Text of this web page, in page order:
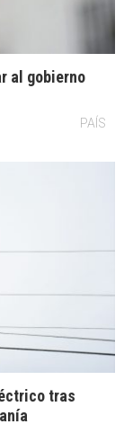
al gobierno
PAÍS
tras